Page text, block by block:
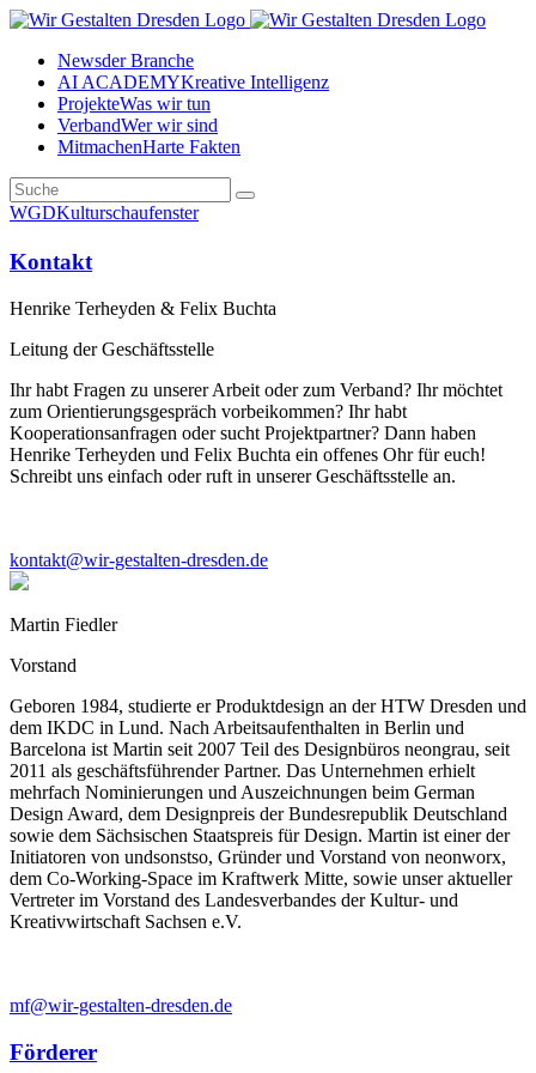
Newsder Branche
AI ACADEMYKreative Intelligenz
ProjekteWas wir tun
VerbandWer wir sind
MitmachenHarte Fakten
WGDKulturschaufenster
Kontakt
Henrike Terheyden & Felix Buchta
Leitung der Geschäftsstelle
Ihr habt Fragen zu unserer Arbeit oder zum Verband? Ihr möchtet
zum Orientierungsgespräch vorbeikommen? Ihr habt
Kooperationsanfragen oder sucht Projektpartner? Dann haben
Henrike Terheyden und Felix Buchta ein offenes Ohr für euch!
Schreibt uns einfach oder ruft in unserer Geschäftsstelle an.
kontakt@wir-gestalten-dresden.de
Martin Fiedler
Vorstand
Geboren 1984, studierte er Produktdesign an der HTW Dresden und
dem IKDC in Lund. Nach Arbeitsaufenthalten in Berlin und
Barcelona ist Martin seit 2007 Teil des Designbüros neongrau, seit
2011 als geschäftsführender Partner. Das Unternehmen erhielt
mehrfach Nominierungen und Auszeichnungen beim German
Design Award, dem Designpreis der Bundesrepublik Deutschland
sowie dem Sächsischen Staatspreis für Design. Martin ist einer der
Initiatoren von undsonstso, Gründer und Vorstand von neonworx,
dem Co-Working-Space im Kraftwerk Mitte, sowie unser aktueller
Vertreter im Vorstand des Landesverbandes der Kultur- und
Kreativwirtschaft Sachsen e.V.
mf@wir-gestalten-dresden.de
Förderer